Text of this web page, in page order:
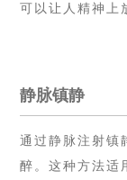
可以让⼈精神上
静脉镇静
通过静脉注射镇
醉。这种⽅法适